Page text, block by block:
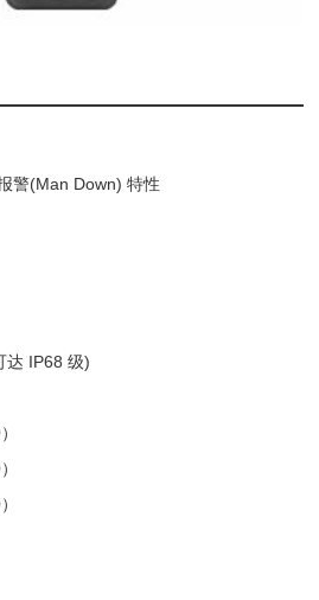
警(Man Down) 特性
达 IP68 级)